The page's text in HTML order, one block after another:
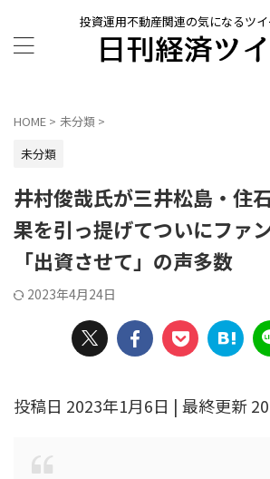
投資運用不動産関連の気になるツ
HOME > 未分類 >
未分類
井村俊哉氏が三井松島・住
果を引っ提げてついにファ
「出資させて」の声多数
2023年4月24日
投稿日 2023年1月6日 | 最終更新